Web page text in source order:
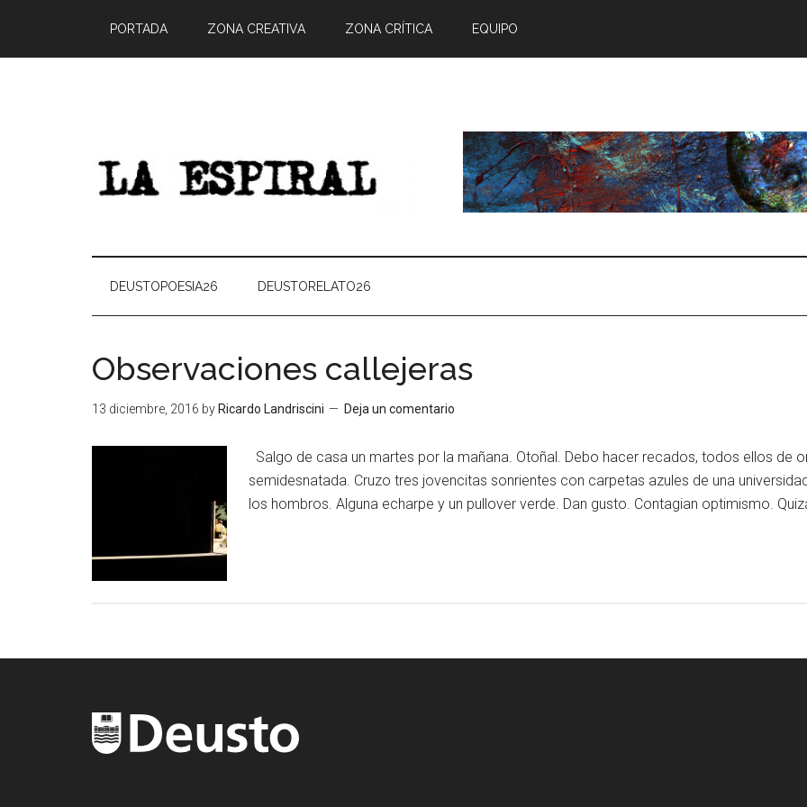
PORTADA ZONA CREATIVA ZONA CRÍTICA EQUIPO
DEUSTOPOESIA26 DEUSTORELATO26
Observaciones callejeras
13 diciembre, 2016 by Ricardo Landriscini Deja un comentario
Salgo de casa un martes por la mañana. Otoñal. Debo hacer recados, todos ellos de
semidesnatada. Cruzo tres jovencitas sonrientes con carpetas azules de una
los hombros. Alguna echarpe y un pullover verde. Dan gusto. Contagian optimismo.